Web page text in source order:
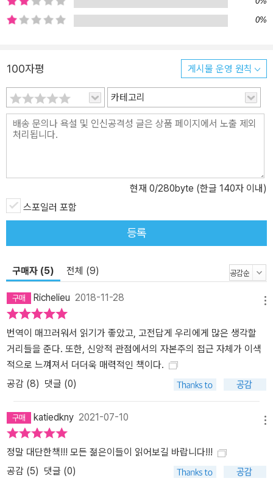
고, 근대 자본주의는 후자로부터 출현했다고 주장해왔다. 하지만 베
버는 이 책에서 치밀한 논증을 통해 그러한 상식적인 편견을 깨버린
대 자본주의의 원형을 그대로 보존하면서 고도로 발전시킨 나라는 두
말할 필요도 없이 미국이다. 미국은 청교도들이 세운 나라다. 실제로
베버는 자본주의 정신의 전형을 18세기 미국의 기업가였던 벤저민
프랭클린(Benjamin Franklin)에게서 찾는다. 그리고 독일의 자본주
의는 베버가 분석한 그대로 지금도 여전히 루터교적인 전통을 따라
중세적인 요소가 혼합된 자본주의이고, 그러한 특징은 유럽의 자본주
음을 본다. 즉, 인간은 기본적으로 육체를 지닌 존재이기 때문에 물질
문명의 거대한 영향을 받지 않을 수 없지만, 그럼에도 불구하고 물질
문명이 인간을 완전히 결정하고 지배할 수는 없다. 인간은 정신적인
존재이기 때문이다. 인간은 정신적인 정체성(identity) 없이 빵만으로
고 혼돈상태로 빠져들어 미쳐버린다. 당시에 많은 학자들이 자본주의
의 ‘형태’, 즉 물질문명에 대한 관찰에 집중하고 있을 때, 베버는 자본
주의의 ‘정신’이 그 물질문명을 지배하고 있음을 보았고, 그 ‘정신’은
개신교의 신앙 ‘윤리’에서 나왔음을 확인했다. 베버의 논증은 우리가
생각하는 것처럼 그렇게 허술하지 않고 호락호락하지도 않다. 거대하
고 웅장하다. 일반적인 박사 논문들을 봉우리라고 한다면, 이 책은 마
치 에베레스트 산과 같다. 많은 사람이 『프로테스탄트 윤리와 자본주
의 정신』을 어렵다고 말한다. 거기에는 신학, 사회학, 경제학을 비롯
은 원래 깊은 샘과 같아서, 아는 만큼 보인다. 하지만 이 책을 읽는 데
굳이 신학과 사회학과 경제학을 비롯한 온갖 학문들을 깊이 알 필요
적인 내용을 굳이 깊이 알 필요도 없다. 베버는 인류 사회에서 놀라운
지성을 지닌 얼마 안 되는 인물들 중 하나다. 이 책을 통해서 그의 지
0%
100자평 게시물 운영 원칙
카테고리
현재 0/280byte (한글 140자 이내)
스포일러 포함
등록
구매자 (5) 전체 (9)
Richelieu 2018-11-28
번역이 매끄러워서 읽기가 좋았고, 고전답게 우리에게 많은 생각할
거리들을 준다. 또한, 신앙적 관점에서의 자본주의 접근 자체가 이색
적으로 느껴져서 더더욱 매력적인 책이다.
공감 (8) 댓글 (0)
katiedkny 2021-07-10
정말 대단한책!!! 모든 젊은이들이 읽어보길 바랍니다!!!
공감 (5) 댓글 (0)